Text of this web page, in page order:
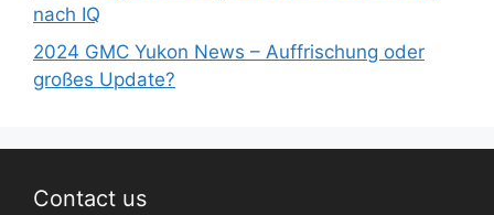
nach IQ
2024 GMC Yukon News – Auffrischung oder
großes Update?
Contact us